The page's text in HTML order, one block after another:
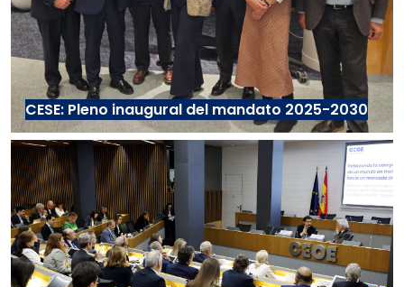
CESE: Pleno inaugural del mandato 2025-2030